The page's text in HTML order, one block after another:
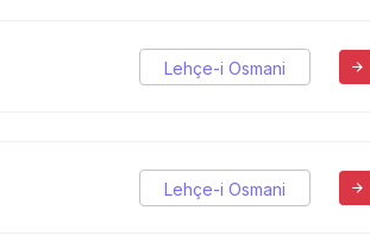
Lehçe-i Osmani
Lehçe-i Osmani